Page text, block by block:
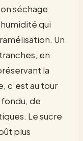
séchage
qui
Un
en
la
c’est au tour
de
Le sucre
plus